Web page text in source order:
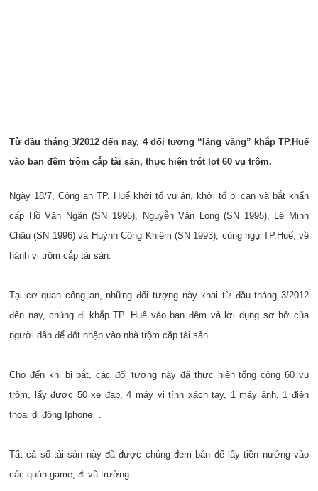
Từ đầu tháng 3/2012 đến nay, 4 đối tượng “lảng vảng” khắp TP.Huế
vào ban đêm trộm cắp tài sản, thực hiện trót lọt 60 vụ trộm.
Ngày 18/7, Công an TP. Huế khởi tố vụ án, khởi tố bị can và bắt khẩn
cấp Hồ Văn Ngân (SN 1996), Nguyễn Văn Long (SN 1995), Lê Minh
Châu (SN 1996) và Huỳnh Công Khiêm (SN 1993), cùng ngụ TP.Huế, về
hành vi trộm cắp tài sản.
Tại cơ quan công an, những đối tượng này khai từ đầu tháng 3/2012
đến nay, chúng đi khắp TP. Huế vào ban đêm và lợi dụng sơ hở của
người dân để đột nhập vào nhà trộm cắp tài sản.
Cho đến khi bị bắt, các đối tượng này đã thực hiện tổng cộng 60 vụ
trộm, lấy được 50 xe đạp, 4 máy vi tính xách tay, 1 máy ảnh, 1 điện
thoại di động Iphone…
Tất cả số tài sản này đã được chúng đem bán để lấy tiền nướng vào
các quán game, đi vũ trường...